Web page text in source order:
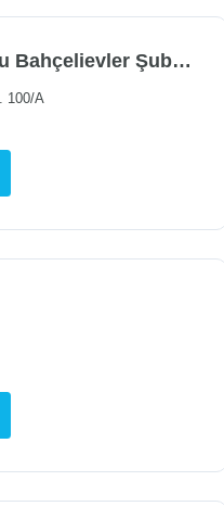
Özdamla Sürücü Kursu Bahçelievler Şubesi
100/A